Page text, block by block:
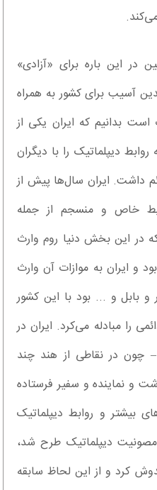
در این باره برای «آزادی»
آسیب برای کشور به همراه
بدانیم که ایران یکی از
دیپلماتیک را با دیگران
داشت. ایران سال‌ها پیش از
خاص و منسجم از جمله
در این بخش دنیا روم وارث
و ایران به موازات آن وارث
و بابل و ... بود با این کشور
را مبادله می‌کرد. ایران در
چون در نقاطی از هند چند
و نماینده و سفیر فرستاده
بیشتر و روابط دیپلماتیک
دیپلماتیک طرح شد،
کرد و از این لحاظ سابقه